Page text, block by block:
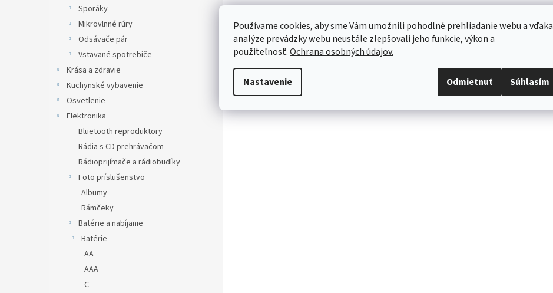
Používame cookies, aby sme Vám umožnili pohodlné prehliadanie webu a vďaka
analýze prevádzky webu neustále zlepšovali jeho funkcie, výkon a
použiteľnosť.Ochrana osobných údajov.
Nastavenie Odmietnuť Súhlasím
Sporáky
Mikrovlnné rúry
Odsávače pár
Vstavané spotrebiče
Krása a zdravie
Kuchynské vybavenie
Osvetlenie
Elektronika
Bluetooth reproduktory
Rádia s CD prehrávačom
Rádioprijímače a rádiobudíky
Foto príslušenstvo
Albumy
Rámčeky
Batérie a nabíjanie
Batérie
AA
AAA
C